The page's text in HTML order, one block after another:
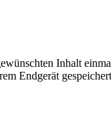
Inhalt
Endgerät